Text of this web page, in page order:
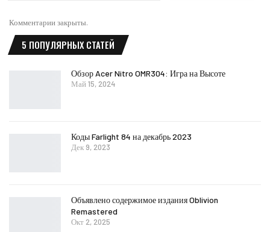
Комментарии закрыты.
5 ПОПУЛЯРНЫХ СТАТЕЙ
Обзор Acer Nitro OMR304: Игра на Высоте
Май 15, 2024
Коды Farlight 84 на декабрь 2023
Дек 9, 2023
Объявлено содержимое издания Oblivion
Remastered
Окт 2, 2025